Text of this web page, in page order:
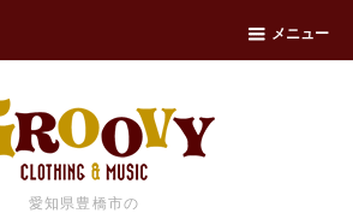
メニュー
愛知県豊橋市の